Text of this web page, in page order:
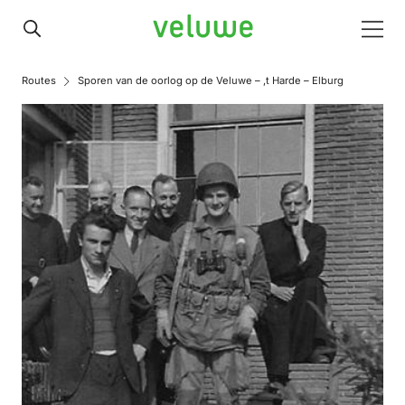
Veluwe
Routes Sporen van de oorlog op de Veluwe – ‚t Harde – Elburg